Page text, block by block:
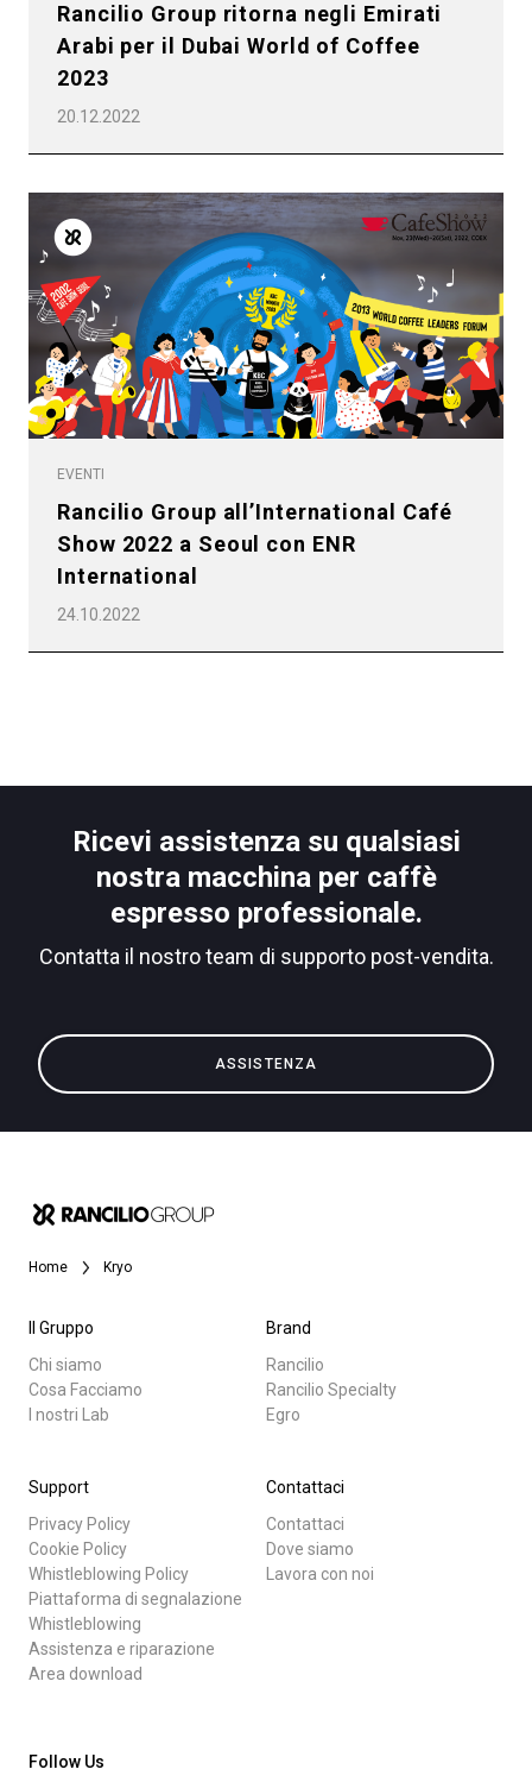
Rancilio Group ritorna negli Emirati
Arabi per il Dubai World of Coffee
2023
20.12.2022
EVENTI
Rancilio Group all’International Café
Show 2022 a Seoul con ENR
International
24.10.2022
Ricevi assistenza su qualsiasi
nostra macchina per caffè
espresso professionale.
Contatta il nostro team di supporto post-vendita.
ASSISTENZA
Home Kryo
Il Gruppo
Chi siamo
Cosa Facciamo
I nostri Lab
Brand
Rancilio
Rancilio Specialty
Egro
Support
Privacy Policy
Cookie Policy
Whistleblowing Policy
Piattaforma di segnalazione
Whistleblowing
Assistenza e riparazione
Area download
Contattaci
Contattaci
Dove siamo
Lavora con noi
Follow Us